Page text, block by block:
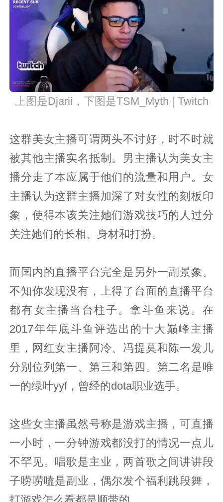
上图是Djarii，下图是TSM_Myth | Twitch
这群美女主播可谓两头不讨好，时不时就
被其他主播实名抵制。男主播认为美女主
播分走了本应属于他们的流量和用户。女
主播认为这群主播加深了对女性的刻板印
象，使得本该关注她们游戏技巧的人过分
关注她们的长相、身材和打扮。
而国内的直播平台完全是另外一副景象。
不知你发现没有，上得了台面的直播平台
都有女主播当台柱子。拿斗鱼来说。在
2017年年底斗鱼评选出的十大巅峰主播
里，网红女主播阿冷、冯提莫和陈一发儿
分别位列第一、第三和第四。第二名是唯
一的绿叶yyf，曾经的dota职业选手。
这些女主播虽然号称是游戏主播，可直播
一小时，一分钟游戏都没打的情况一点儿
不罕见。唱歌是主业，两首歌之间讲讲段
子唠唠嗑是副业，偶尔发个福利跳段舞，